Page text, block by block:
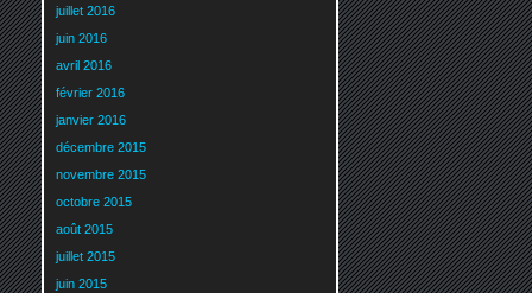
juillet 2016
juin 2016
avril 2016
février 2016
janvier 2016
décembre 2015
novembre 2015
octobre 2015
août 2015
juillet 2015
juin 2015